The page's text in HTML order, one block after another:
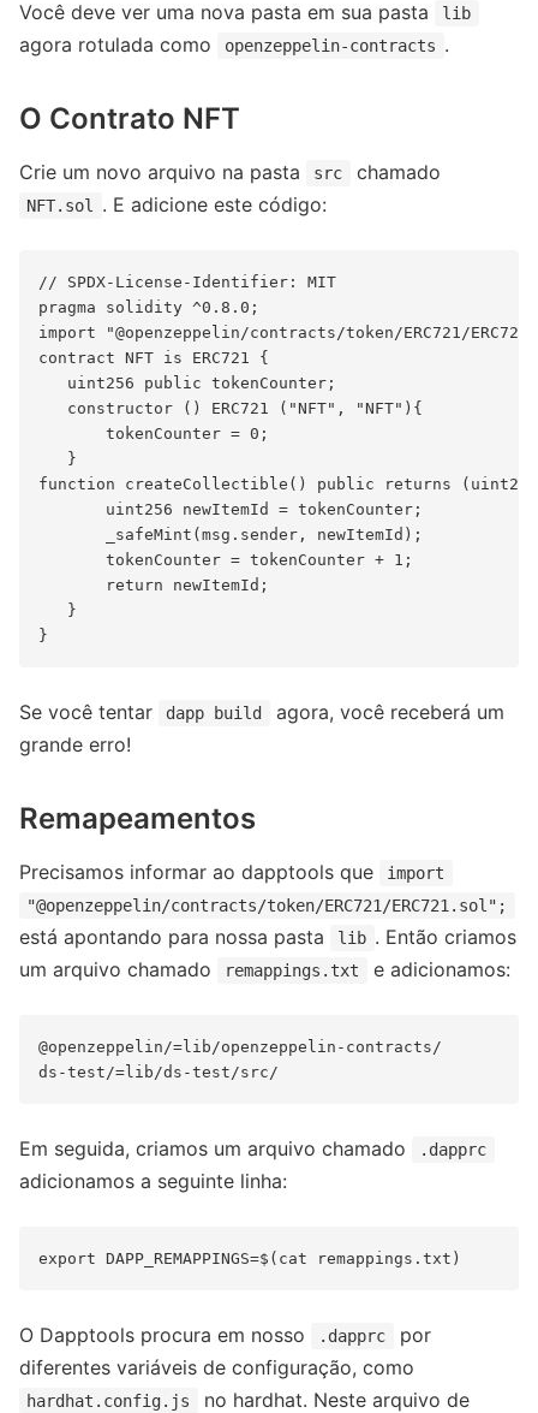
Você deve ver uma nova pasta em sua pasta lib
agora rotulada como openzeppelin-contracts .
O Contrato NFT
Crie um novo arquivo na pasta src chamado
NFT.sol . E adicione este código:
// SPDX-License-Identifier: MIT
pragma solidity ^0.8.0;
import "@openzeppelin/contracts/token/ERC721/
contract NFT is ERC721 {
   uint256 public tokenCounter;
   constructor () ERC721 ("NFT", "NFT"){
       tokenCounter = 0;
   }
function createCollectible() public returns
       uint256 newItemId = tokenCounter;
       _safeMint(msg.sender, newItemId);
       tokenCounter = tokenCounter + 1;
       return newItemId;
   }
Se você tentar dapp build
agora, você receberá um
grande erro!
Remapeamentos
Precisamos informar ao dapptools que
import
"@openzeppelin/contracts/token/ERC721/ERC721.sol";
está apontando para nossa pasta lib . Então criamos
um arquivo chamado
remappings.txt e adicionamos:
@openzeppelin/=lib/openzeppelin-contracts/
Em seguida, criamos um arquivo chamado .dapprc
adicionamos a seguinte linha:
O Dapptools procura em nosso .dapprc
por
diferentes variáveis ​​de configuração, como
hardhat.config.js
no hardhat. Neste arquivo de